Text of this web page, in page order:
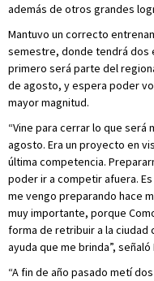
además de otros grandes
Mantuvo un correcto
semestre, donde tendrá dos
primero será parte del
de agosto, y espera poder
mayor magnitud.
“Vine para cerrar lo que será
agosto. Era un proyecto en
última competencia.
poder ir a competir afuera.
me vengo preparando hace
muy importante, porque
forma de retribuir a la ciudad
ayuda que me brinda”, señaló
“A fin de año pasado metí